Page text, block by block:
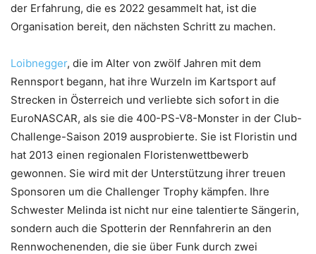
der Erfahrung, die es 2022 gesammelt hat, ist die
Organisation bereit, den nächsten Schritt zu machen.
Loibnegger, die im Alter von zwölf Jahren mit dem
Rennsport begann, hat ihre Wurzeln im Kartsport auf
Strecken in Österreich und verliebte sich sofort in die
EuroNASCAR, als sie die 400-PS-V8-Monster in der Club-
Challenge-Saison 2019 ausprobierte. Sie ist Floristin und
hat 2013 einen regionalen Floristenwettbewerb
gewonnen. Sie wird mit der Unterstützung ihrer treuen
Sponsoren um die Challenger Trophy kämpfen. Ihre
Schwester Melinda ist nicht nur eine talentierte Sängerin,
sondern auch die Spotterin der Rennfahrerin an den
Rennwochenenden, die sie über Funk durch zwei